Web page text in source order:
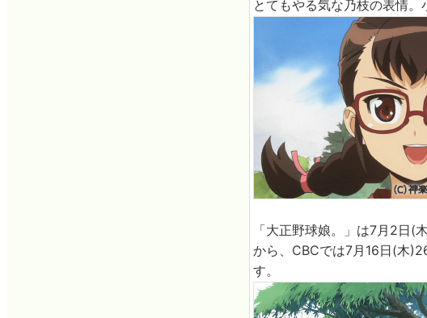
とてもやる気な乃枝の表情
「大正野球娘。」は7月2日
から、CBCでは7月16日(木
す。